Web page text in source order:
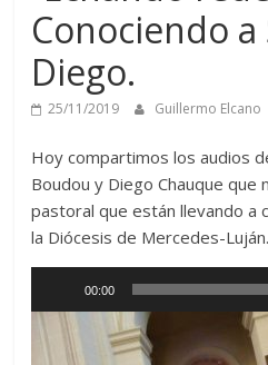
Conociendo a
Diego.
25/11/2019 Guillermo Elcano
Hoy compartimos los audios
Boudou y Diego Chauque que
pastoral que están llevando a
la Diócesis de Mercedes-Luján.
Reproductor
de
audio
00:00